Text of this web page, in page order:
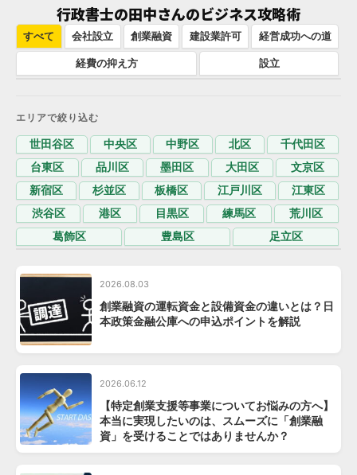
行政書士の田中さんのビジネス攻略術
すべて 会社設立 創業融資 建設業許可 経営成功への道
経費の抑え方 設立
エリアで絞り込む
世田谷区 中央区 中野区 北区
千代田区
台東区
品川区 墨田区 大田区
文京区
新宿区
杉並区 板橋区 江戸川区
江東区
渋谷区
港区 目黒区 練馬区
荒川区
葛飾区
豊島区 足立区
2026.08.03
創業融資の運転資金と設備資金の違いとは？日
本政策金融公庫への申込ポイントを解説
2026.06.12
【特定創業支援等事業についてお悩みの方へ】
本当に実現したいのは、スムーズに「創業融
資」を受けることではありませんか？